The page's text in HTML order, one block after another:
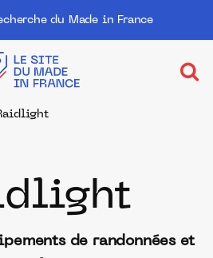
du Made in France
de randonnées et